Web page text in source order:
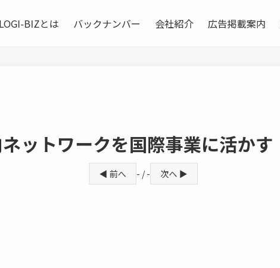
LOGI-BIZとは バックナンバー 会社紹介 広告掲載案内
ットワークを国際事業に活かす
◀ 前へ - / - 次へ ▶